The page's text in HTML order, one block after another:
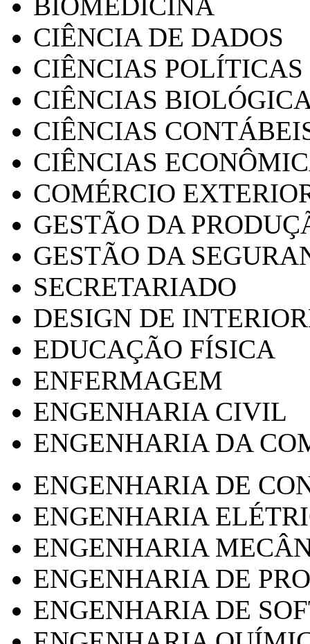
CIÊNCIA DE DADOS
CIÊNCIAS POLÍTICAS
CIÊNCIAS
CIÊNCIAS
CIÊNCIAS
COMÉRCIO
GESTÃO DA
GESTÃO DA
SECRETARIADO
DESIGN DE
EDUCAÇÃO FÍSICA
ENFERMAGEM
ENGENHARIA CIVIL
ENGENHARIA DA
ENGENHARIA DE
ENGENHARIA
ENGENHARIA
ENGENHARIA DE
ENGENHARIA DE